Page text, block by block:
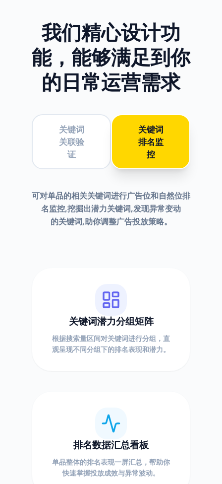
我们精心设计功
能， 能够满足到你
的日常运营需求
关键词
关联验
证
关键词
排名监
控
可对单品的相关关键词进行广告位和自然位排
名监控,挖掘出潜力关键词,发现异常变动
的关键词,助你调整广告投放策略。
关键词潜力分组矩阵
根据搜索量区间对关键词进行分组，直
观呈现不同分组下的排名表现和潜力。
排名数据汇总看板
单品整体的排名表现一屏汇总，帮助你
快速掌握投放成效与异常波动。